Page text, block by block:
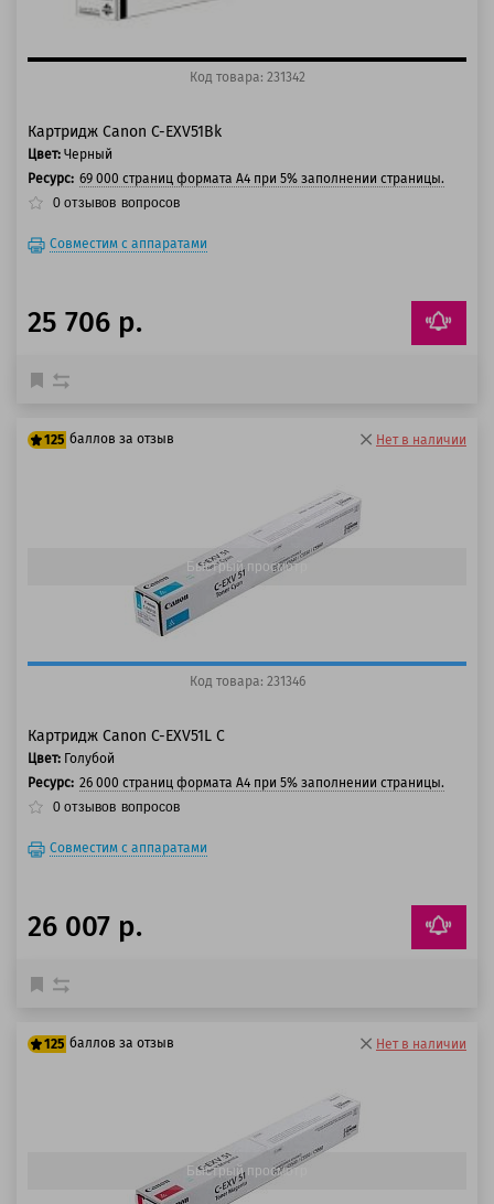
Код товара: 231342
Картридж Canon C-EXV51Bk
Цвет: Черный
Ресурс: 69 000 страниц формата А4 при 5% заполнении страницы.
0 отзывов вопросов
Совместим с аппаратами
25 706 р.
125 баллов за отзыв Нет в наличии
Быстрый просмотр
Код товара: 231346
Картридж Canon C-EXV51L C
Цвет: Голубой
Ресурс: 26 000 страниц формата А4 при 5% заполнении страницы.
0 отзывов вопросов
Совместим с аппаратами
26 007 р.
125 баллов за отзыв Нет в наличии
Быстрый просмотр